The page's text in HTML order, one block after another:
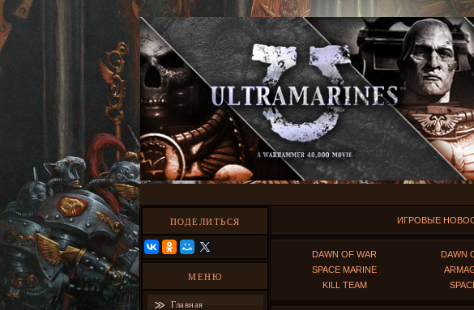
ПОДЕЛИТЬСЯ
МЕНЮ
Главная
ИГРОВЫЕ
DAWN OF WAR DAWN
SPACE MARINE
KILL TEAM